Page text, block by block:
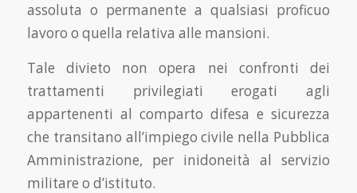
assoluta o permanente a qualsiasi proficuo
lavoro o quella relativa alle mansioni.
Tale divieto non opera nei confronti dei
trattamenti privilegiati erogati agli
appartenenti al comparto difesa e sicurezza
che transitano all’impiego civile nella Pubblica
Amministrazione, per inidoneità al servizio
militare o d’istituto.